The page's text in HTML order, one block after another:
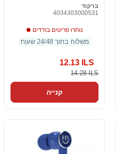
ברקוד
4034303000531
נותרו פריטים בודדים
משלוח בתוך 24/48 שעות
12.13 ILS
14.28 ILS
קנייה